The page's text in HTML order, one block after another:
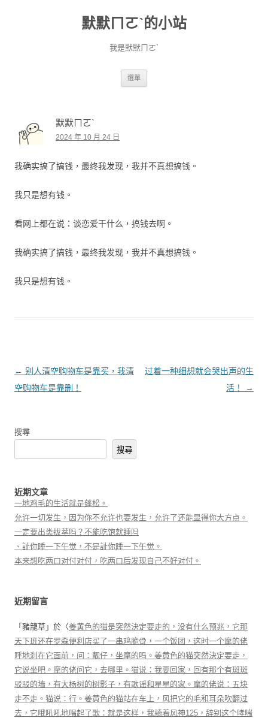
默默ㄇㄛˋ的小站
我是默默ㄇㄛˋ
選單
默默ㄇㄛˋ
2024 年 10 月 24 日
我确实搞了搞钱，最终我发现，我并不真想搞钱。
我只是想有钱。
看网上都在说：谈恋爱干什么，搞钱去啊。
我确实搞了搞钱，最终我发现，我并不真想搞钱。
我只是想有钱。
文章導覽
← 别人清空购物车是靠买，我清
空购物车是靠删！
过着一种细想就会哭出声的生
活！
→
搜尋
搜尋
近期文章
一地鸡毛的生活就是蓬松。
允许一切发生，因为你不允许也要发生，允许了还能显得你大方点。
一定要出类拔萃吗？不能吃饱就睡吗
、訨你睡一下午觉，不是訨你睡一下午觉。
本来想吃两口对付对付，吃两口后发现自己不好对付。
近期留言
「 豬籠草 」於〈姜黄色的猫是突然決定要走的，没有什么预兆，它那
天下班还在罗森便利店买了一串鸡脆骨，一个饭团，这时一个摩的佬
呼地刹在它面前，问：靓仔，坐摩的吗。姜黄色的猫突然決定要走，
它说坐吧。摩的佬问它，去哪里。猫说：我要回家，回有那个有斑斑
驳驳的墙，有大杨树的树影子，有歌谣和星星的家。摩的佬说：五块
走不走。猫说：行。姜黄色的猫站在车上，风把它的毛和耳朵吹翻过
去，它哦吼吼地唱起了歌：就是这样，我骑着风神125，辞别这个哮喘